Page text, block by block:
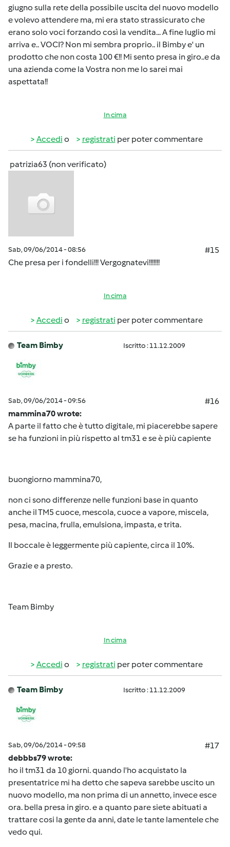
giugno sulla rete della possibile uscita del nuovo modello
e volevo attendere ma, mi era stato strassicurato che
erano solo voci forzando così la vendita... A fine luglio mi
arriva e.. VOCI? Non mi sembra proprio.. il Bimby e' un
prodotto che non costa 100 €!! Mi sento presa in giro..e da
una azienda come la Vostra non me lo sarei mai
aspettata!!
In cima
Accedi o registrati per poter commentare
patrizia63 (non verificato)
Sab, 09/06/2014 - 08:56
#15
Che presa per i fondelli!!! Vergognatevi!!!!!!!
In cima
Accedi o registrati per poter commentare
Team Bimby Iscritto : 11.12.2009
Sab, 09/06/2014 - 09:56
#16
mammina70 wrote:
A parte il fatto che è tutto digitale, mi piacerebbe sapere
se ha funzioni in più rispetto al tm31 e se è più capiente
buongiorno mammina70,
non ci sono differenze nelle funzioni base in quanto
anche il TM5 cuoce, mescola, cuoce a vapore, miscela,
pesa, macina, frulla, emulsiona, impasta, e trita.
Il boccale è leggermente più capiente, circa il 10%.
Grazie e a presto.
Team Bimby
In cima
Accedi o registrati per poter commentare
Team Bimby Iscritto : 11.12.2009
Sab, 09/06/2014 - 09:58
#17
debbbs79 wrote:
ho il tm31 da 10 giorni. quando l'ho acquistato la
presentatrice mi ha detto che sapeva sarebbe uscito un
nuovo modello, ma non prima di un annetto, invece esce
ora. bella presa in giro. e a quanto pare siete abituati a
trattare cosi la gente da anni, date le tante lamentele che
vedo qui.